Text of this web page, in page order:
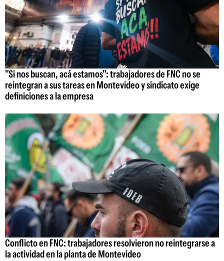
"Si nos buscan, acá estamos": trabajadores de FNC no se
reintegran a sus tareas en Montevideo y sindicato exige
definiciones a la empresa
Conflicto en FNC: trabajadores resolvieron no reintegrarse a
la actividad en la planta de Montevideo